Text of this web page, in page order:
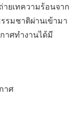
ยเทความร้อนจาก
รมชาติผ่านเข้ามา
าศทำงานได้มี
าศ